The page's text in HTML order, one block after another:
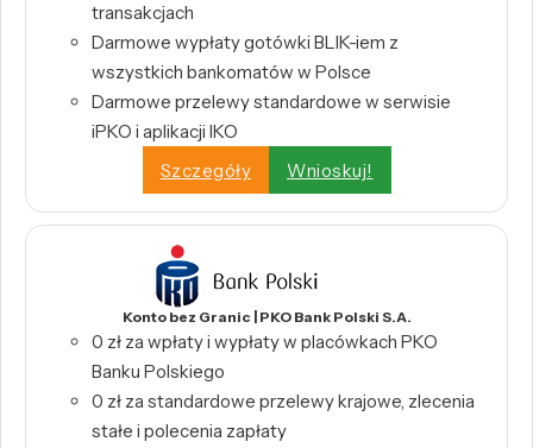
transakcjach
Darmowe wypłaty gotówki BLIK-iem z
wszystkich bankomatów w Polsce
Darmowe przelewy standardowe w serwisie
iPKO i aplikacji IKO
Szczegóły
Wnioskuj!
Konto bez Granic | PKO Bank Polski S.A.
0 zł za wpłaty i wypłaty w placówkach PKO
Banku Polskiego
0 zł za standardowe przelewy krajowe, zlecenia
stałe i polecenia zapłaty